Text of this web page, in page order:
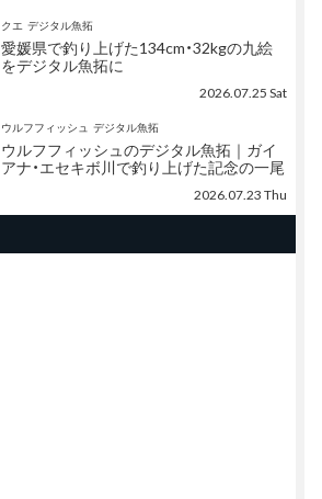
クエ デジタル魚拓
愛媛県で釣り上げた134cm・32kgの九絵
をデジタル魚拓に
2026.07.25 Sat
ウルフフィッシュ デジタル魚拓
ウルフフィッシュのデジタル魚拓｜ガイ
アナ・エセキボ川で釣り上げた記念の一尾
2026.07.23 Thu